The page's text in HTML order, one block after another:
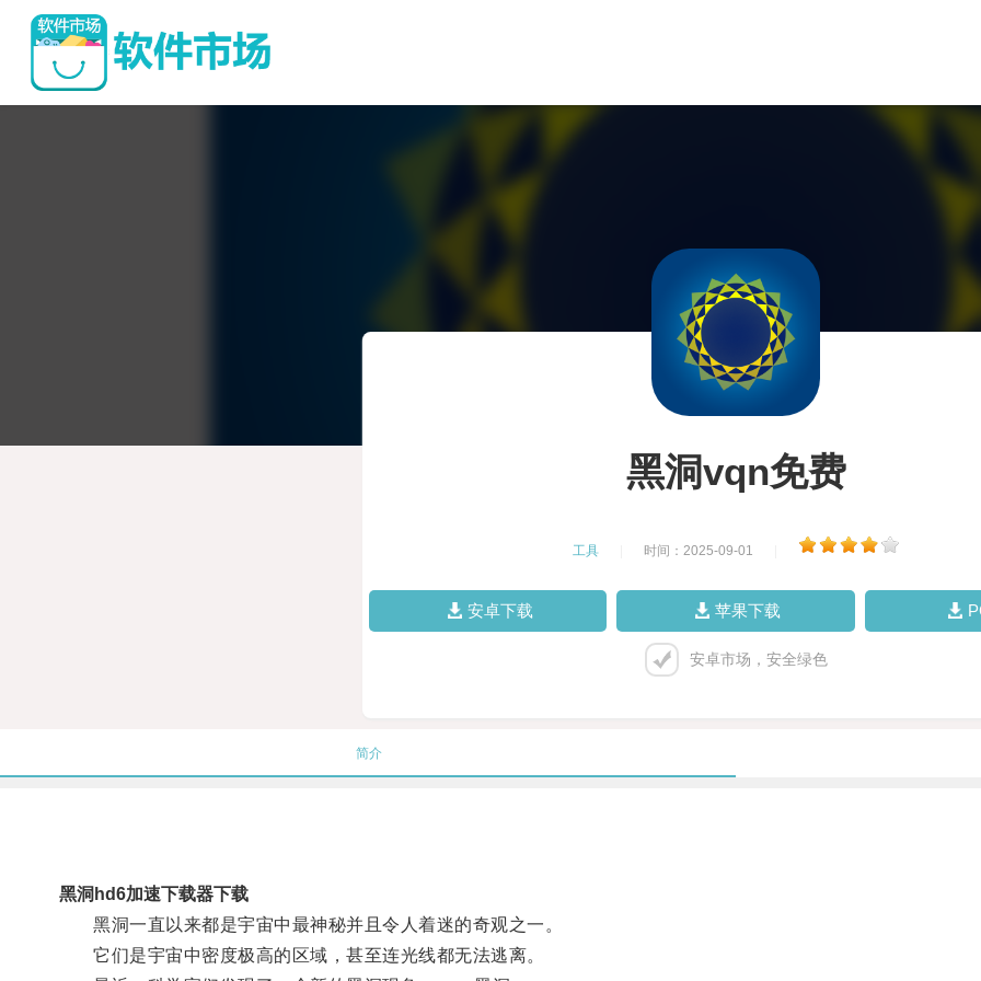
黑洞vqn免费
工具 时间：2025-09-01
安卓下载 苹果下载
安卓市场，安全绿色
简介
黑洞hd6加速下载器下载
黑洞一直以来都是宇宙中最神秘并且令人着迷的奇观之一。
它们是宇宙中密度极高的区域，甚至连光线都无法逃离。